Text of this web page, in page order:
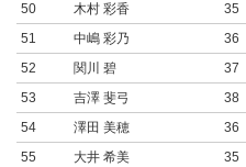
50
木村 彩香 35
51
中嶋 彩乃 36
52
関川 碧 37
53
吉澤 斐弓 38
54
澤田 美穂 36
55
大井 希美 35